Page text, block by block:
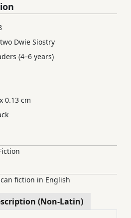
Dwie Siostry
(4–6 years)
0.13 cm
fiction in English
(Non-Latin)